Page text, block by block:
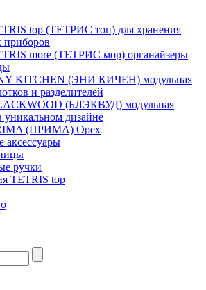
top (ТЕТРИС топ) для хранения
приборов
more (ТЕТРИС мор) органайзеры
KITCHEN (ЭНИ КИЧЕН) модульная
и разделителей
(БЛЭКВУД) модульная
уникальном дизайне
(ПРИМА) Орех
аксессуары
ручки
TETRIS top